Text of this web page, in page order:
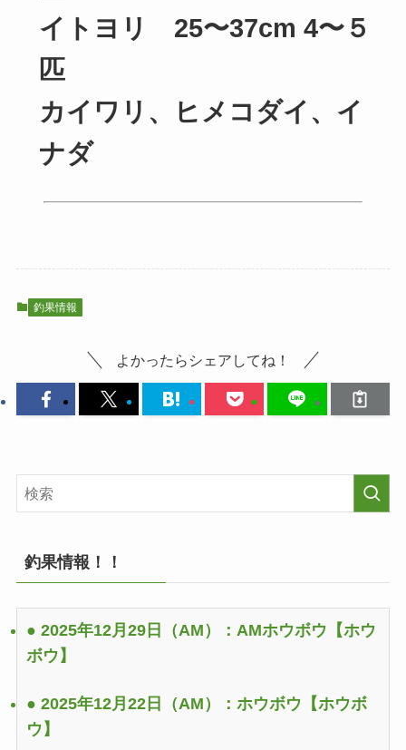
イトヨリ 25〜37cm 4〜５
匹
カイワリ、ヒメコダイ、イ
ナダ
釣果情報
よかったらシェアしてね！
釣果情報！！
● 2025年12月29日（AM）：AMホウボウ 【ホウ
ボウ】
● 2025年12月22日（AM）：ホウボウ 【ホウボ
ウ】